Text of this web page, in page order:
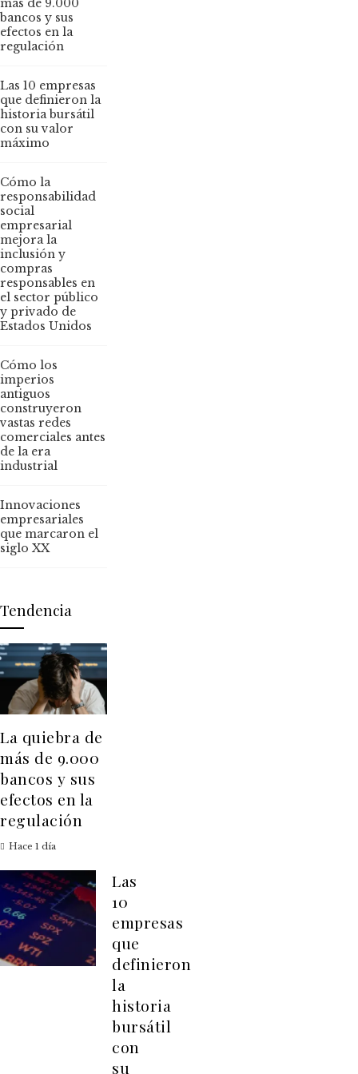
más de 9.000
bancos y sus
efectos en la
regulación
Las 10 empresas
que definieron la
historia bursátil
con su valor
máximo
Cómo la
responsabilidad
social
empresarial
mejora la
inclusión y
compras
responsables en
el sector público
y privado de
Estados Unidos
Cómo los
imperios
antiguos
construyeron
vastas redes
comerciales antes
de la era
industrial
Innovaciones
empresariales
que marcaron el
siglo XX
Tendencia
La quiebra de
más de 9.000
bancos y sus
efectos en la
regulación
Hace 1 día
Las
10
empresas
que
definieron
la
historia
bursátil
con
su